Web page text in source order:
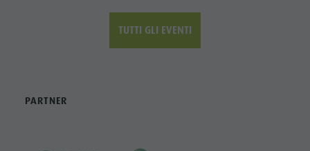
TUTTI GLI EVENTI
PARTNER